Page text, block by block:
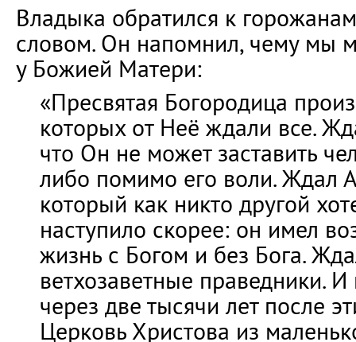
Владыка обратился к
словом. Он напомнил, чему мы
у Божией Матери:
«Пресвятая Богородица
которых от Неё ждали все.
что Он не может заставить
либо помимо его воли. Ждал
который как никто другой
наступило скорее: он имел
жизнь с Богом и без Бога.
ветхозаветные праведники.
через две тысячи лет после
Церковь Христова из